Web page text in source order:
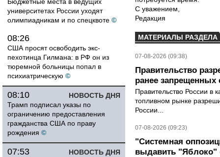
университетах России уходят
олимпиадникам и по спецквоте ©
08:26
США просят освободить экс-
пехотинца Гилмана: в РФ он из
тюремной больницы попал в
психиатрическую ©
НОВОСТЬ ДНЯ
08:10
Трамп подписал указы по
ограничению предоставления
гражданства США по праву
рождения ©
НОВОСТЬ ДНЯ
07:53
С уважением,
Редакция
МАТЕРИАЛЫ РАЗДЕЛА
07-08-2026 (09:38)
Правительство
ранее запрещенных
Правительство России в
топливном рынке
России...
07-08-2026 (09:23)
"Системная
выдавить "Яблоко"